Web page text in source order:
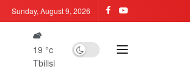
Sunday, August 9, 2026
19 °c
Tbilisi